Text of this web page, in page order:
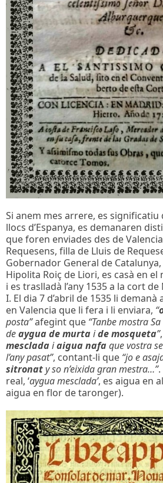
Si anem mes arrere, es significatiu
llocs d’Espanya, es demanaren
que foren enviades des de
Requesens, filla de Lluis de
Gobernador General de
Hipolita Roiç de Liori, es casà en el
i es traslladà l’any 1535 a la cort
I. El dia 7 d’abril de 1535 li
en Valencia que li fera i li enviara, “
posta”afegint que “Tanbe mostra
deaygua de murtaide mosqueta”
mescladaiaigua nafaque vostra
l’any pasat”, contant-li que “jo e
sitronaty so n’eixida gran mestra…”.
real, ‘aygua mesclada’, es aigua en
aigua en flor de taronger).